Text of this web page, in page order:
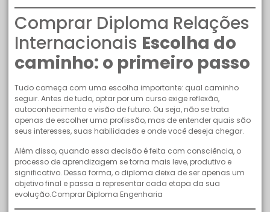
Comprar Diploma Relações
Internacionais Escolha do
caminho: o primeiro passo
Tudo começa com uma escolha importante: qual caminho
seguir. Antes de tudo, optar por um curso exige reflexão,
autoconhecimento e visão de futuro. Ou seja, não se trata
apenas de escolher uma profissão, mas de entender quais são
seus interesses, suas habilidades e onde você deseja chegar.
Além disso, quando essa decisão é feita com consciência, o
processo de aprendizagem se torna mais leve, produtivo e
significativo. Dessa forma, o diploma deixa de ser apenas um
objetivo final e passa a representar cada etapa da sua
evolução.Comprar Diploma Engenharia